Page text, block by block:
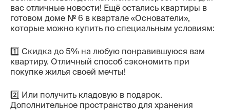
Контакты
вас отличные новости! Ещё остались квартиры в
готовом доме № 6 в квартале «Основатели»,
которые можно купить по специальным условиям:
1️⃣ Скидка до 5% на любую понравившуюся вам
квартиру. Отличный способ сэкономить при
покупке жилья своей мечты!
2️⃣ Или получить кладовую в подарок.
Дополнительное пространство для хранения